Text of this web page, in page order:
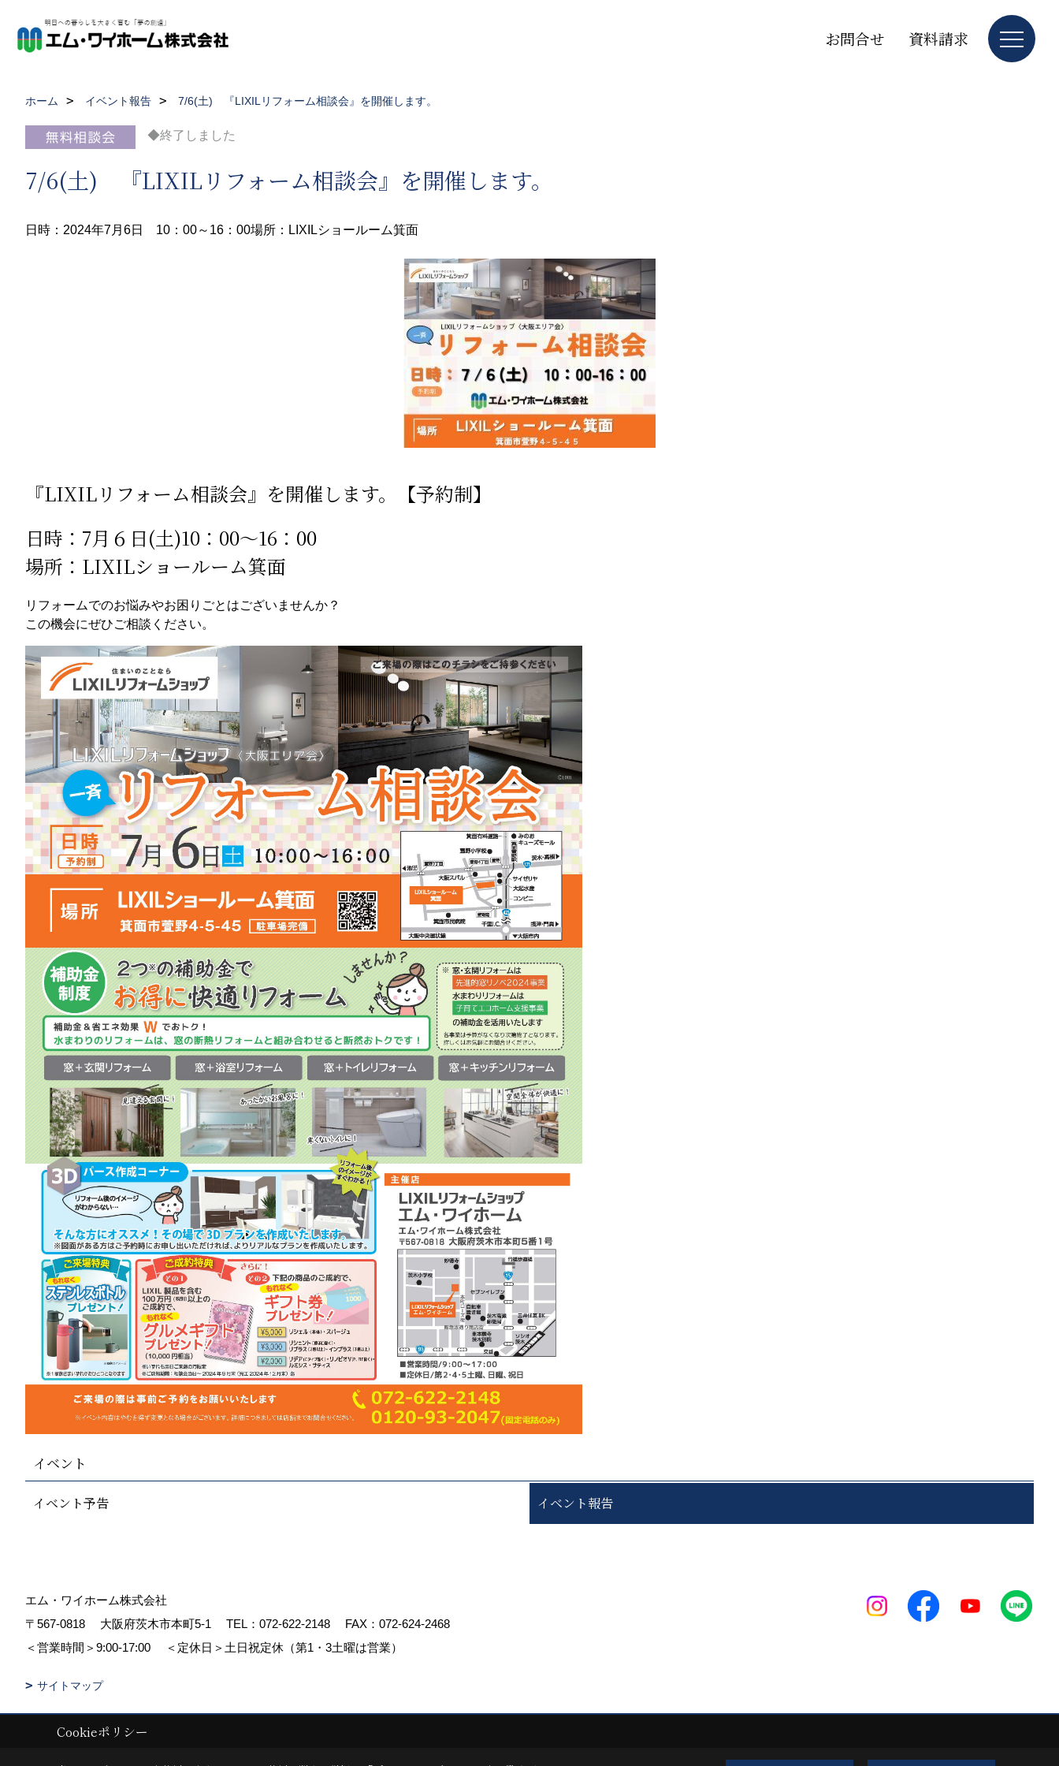
お問合せ 資料請求
ホーム イベント報告 7/6(土) 『LIXILリフォーム相談会』を開催します。
◆終了しました
7/6(土) 『LIXILリフォーム相談会』を開催します。
日時：2024年7月6日 10：00～16：00場所：LIXILショールーム箕面
『LIXILリフォーム相談会』を開催します。【予約制】
日時：7月６日(土)10：00～16：00
場所：LIXILショールーム箕面
リフォームでのお悩みやお困りごとはございませんか？
この機会にぜひご相談ください。
イベント
イベント予告 イベント報告
エム・ワイホーム株式会社
〒567-0818
大阪府茨木市本町5-1 TEL： 072-622-2148
FAX：072-624-2468
＜営業時間＞9:00-17:00
＜定休日＞土日祝定休（第1・3土曜は営業）
サイトマップ
Copyright (c) pacube publishing Co.,LTD. All Rights Reserved.
Cookieポリシー